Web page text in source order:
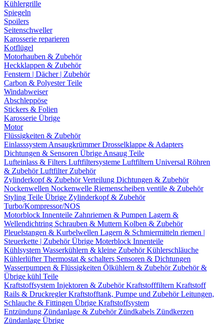
Kühlergrille
Spiegeln
Spoilers
Seitenschweller
Karosserie reparieren
Kotflügel
Motorhauben & Zubehör
Heckklappen & Zubehör
Fenstern | Dächer | Zubehör
Carbon & Polyester Teile
Windabweiser
Abschleppöse
Stickers & Folien
Karosserie Übrige
Motor
Flüssigkeiten & Zubehör
Einlasssystem AnsaugkrümmerDrosselklappe & Adapters
Dichtungen & Sensoren Übrige Ansaug Teile
Lufteinlass & Filters Luftfiltersysteme Luftfiltern Universal Röhren
& ZubehörLuftfilter Zubehör
Zylinderkopf & ZubehörVerteilung Dichtungen & Zubehör
Nockenwellen Nockenwelle Riemenscheiben ventile & Zubehör
Styling Teile Übrige Zylinderkopf & Zubehör
Turbo/Kompressor/NOS
Motorblock Innenteile Zahnriemen & Pumpen Lagern &
Wellendichtring Schrauben & Muttern Kolben & Zubehör
Pleuelstangen & Kurbelwellen Lagern & Schmiermitteln riemen |
Steuerkette | ZubehörÜbrige Moterblock Innenteile
Kühlsystem Wasserkühlern & kleine ZubehörKühlerschläuche
KühlerlüfterThermostat & schalters Sensoren & Dichtungen
Wasserpumpen & Flüssigkeiten Ölkühlern & Zubehör Zubehör &
Übrige kühl Teile
Kraftstoffsystem Injektoren & ZubehörKraftstofffiltern Kraftstoff
Rails & DruckreglerKraftstofftank, Pumpe und ZubehörLeitungen,
Schlauche & Fittingen Übrige Kraftstoffsystem
Entzündung Zündanlage & Zubehör Zündkabels Zündkerzen
Zündanlage Übrige